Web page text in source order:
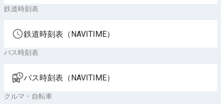
鉄道時刻表
鉄道時刻表（NAVITIME）
バス時刻表
バス時刻表（NAVITIME）
クルマ・自転車